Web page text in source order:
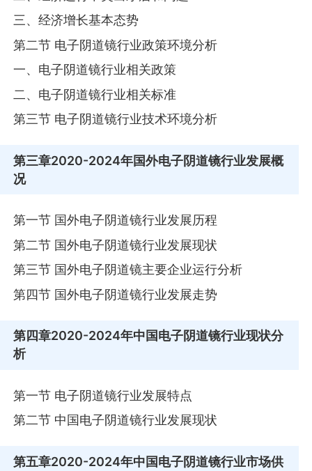
三、经济增长基本态势
第二节 电子阴道镜行业政策环境分析
一、电子阴道镜行业相关政策
二、电子阴道镜行业相关标准
第三节 电子阴道镜行业技术环境分析
第三章2020-2024年国外电子阴道镜行业发展概
况
第一节 国外电子阴道镜行业发展历程
第二节 国外电子阴道镜行业发展现状
第三节 国外电子阴道镜主要企业运行分析
第四节 国外电子阴道镜行业发展走势
第四章2020-2024年中国电子阴道镜行业现状分
析
第一节 电子阴道镜行业发展特点
第二节 中国电子阴道镜行业发展现状
第五章2020-2024年中国电子阴道镜行业市场供